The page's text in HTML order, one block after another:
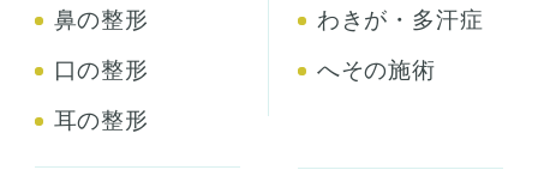
鼻の整形
口の整形
耳の整形
わきが・多汗症
へその施術